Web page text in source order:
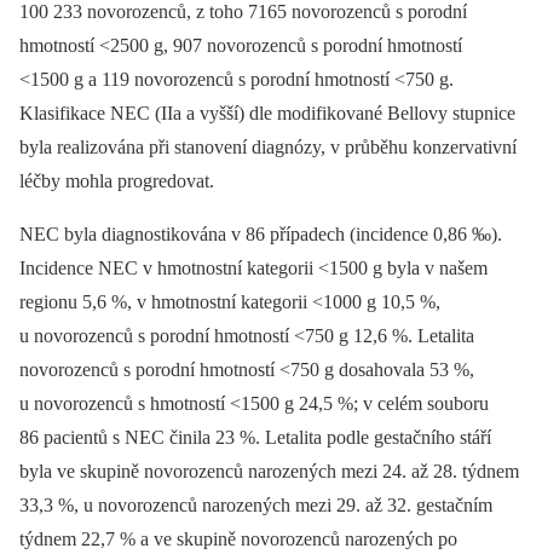
100 233 novorozenců, z toho 7165 novorozenců s porodní
hmotností <2500 g, 907 novorozenců s porodní hmotností
<1500 g a 119 novorozenců s porodní hmotností <750 g.
Klasifikace NEC (IIa a vyšší) dle modifikované Bellovy stupnice
byla realizována při stanovení diagnózy, v průběhu konzervativní
léčby mohla progredovat.
NEC byla diagnostikována v 86 případech (incidence 0,86 ‰).
Incidence NEC v hmotnostní kategorii <1500 g byla v našem
regionu 5,6 %, v hmotnostní kategorii <1000 g 10,5 %,
u novorozenců s porodní hmotností <750 g 12,6 %. Letalita
novorozenců s porodní hmotností <750 g dosahovala 53 %,
u novorozenců s hmotností <1500 g 24,5 %; v celém souboru
86 pacientů s NEC činila 23 %. Letalita podle gestačního stáří
byla ve skupině novorozenců narozených mezi 24. až 28. týdnem
33,3 %, u novorozenců narozených mezi 29. až 32. gestačním
týdnem 22,7 % a ve skupině novorozenců narozených po